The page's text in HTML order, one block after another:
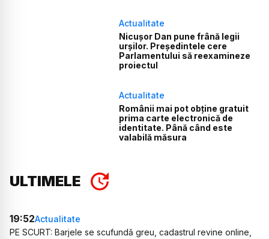
Actualitate
Nicușor Dan pune frână legii
urșilor. Președintele cere
Parlamentului să reexamineze
proiectul
Actualitate
Românii mai pot obține gratuit
prima carte electronică de
identitate. Până când este
valabilă măsura
ULTIMELE
19:52Actualitate
PE SCURT: Barjele se scufundă greu, cadastrul revine online,